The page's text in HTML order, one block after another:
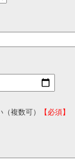
複数可）
【必須】